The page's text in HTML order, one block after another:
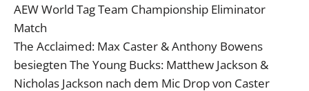
AEW World Tag Team Championship Eliminator
Match
The Acclaimed: Max Caster & Anthony Bowens
besiegten The Young Bucks: Matthew Jackson &
Nicholas Jackson nach dem Mic Drop von Caster